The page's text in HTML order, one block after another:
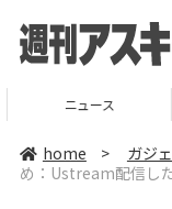
ニュース
home > ガジ
め：Ustream配信し